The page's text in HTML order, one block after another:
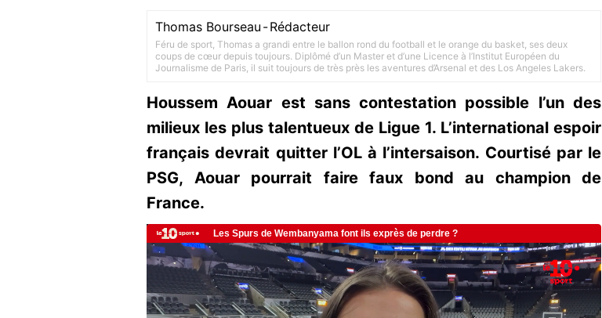
Thomas Bourseau -Rédacteur
Féru de sport, Thomas a grandi entre le ballon rond du football et le orange du basket, ses deux
coups de cœur depuis toujours. Diplômé d’un Master et d’une Licence à l’Institut Européen du
Journalisme de Paris, il suit toujours de très près les aventures d’Arsenal et des Los Angeles Lakers.
Houssem Aouar est sans contestation possible l’un des
milieux les plus talentueux de Ligue 1. L’international espoir
français devrait quitter l’OL à l’intersaison. Courtisé par le
PSG, Aouar pourrait faire faux bond au champion de
France.